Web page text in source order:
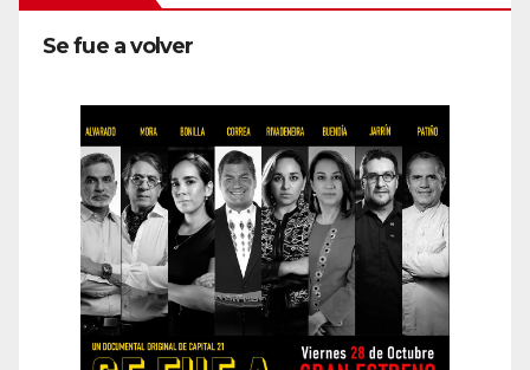
Se fue a volver